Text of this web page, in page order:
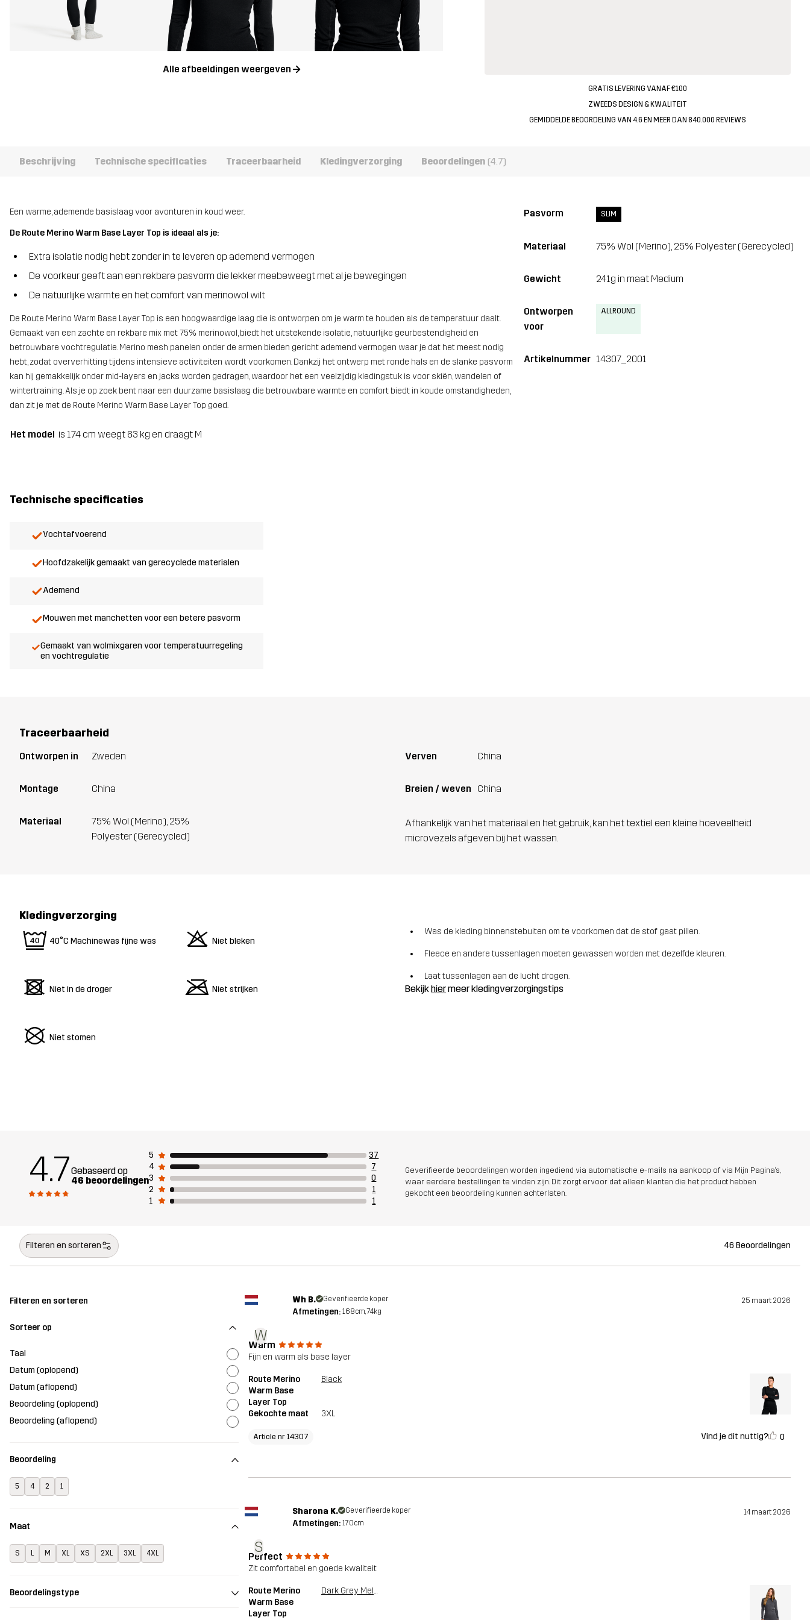
Alle afbeeldingen weergeven
GRATIS LEVERING VANAF €100
ZWEEDS DESIGN & KWALITEIT
GEMIDDELDE BEOORDELING VAN 4.6 EN MEER DAN 840.000 REVIEWS
Beschrijving Technische specificaties Traceerbaarheid Kledingverzorging Beoordelingen (4.7)
Een warme, ademende basislaag voor avonturen in koud weer.
De Route Merino Warm Base Layer Top is ideaal als je:
Extra isolatie nodig hebt zonder in te leveren op ademend vermogen
De voorkeur geeft aan een rekbare pasvorm die lekker meebeweegt met al je bewegingen
De natuurlijke warmte en het comfort van merinowol wilt
De Route Merino Warm Base Layer Top is een hoogwaardige laag die is ontworpen om je warm te houden als de temperatuur daalt.
Gemaakt van een zachte en rekbare mix met 75% merinowol, biedt het uitstekende isolatie, natuurlijke geurbestendigheid en
betrouwbare vochtregulatie. Merino mesh panelen onder de armen bieden gericht ademend vermogen waar je dat het meest nodig
hebt, zodat oververhitting tijdens intensieve activiteiten wordt voorkomen. Dankzij het ontwerp met ronde hals en de slanke pasvorm
kan hij gemakkelijk onder mid-layers en jacks worden gedragen, waardoor het een veelzijdig kledingstuk is voor skiën, wandelen of
wintertraining. Als je op zoek bent naar een duurzame basislaag die betrouwbare warmte en comfort biedt in koude omstandigheden,
dan zit je met de Route Merino Warm Base Layer Top goed.
Het model is 174 cm weegt 63 kg en draagt M
Pasvorm SLIM
Materiaal 75% Wol (Merino), 25% Polyester (Gerecycled)
Gewicht 241g in maat Medium
Ontworpen
voor
ALLROUND
Artikelnummer 14307_2001
Technische specificaties
Vochtafvoerend
Hoofdzakelijk gemaakt van gerecyclede materialen
Ademend
Mouwen met manchetten voor een betere pasvorm
Gemaakt van wolmixgaren voor temperatuurregeling
en vochtregulatie
Traceerbaarheid
Ontworpen in Zweden
Montage China
Materiaal
75% Wol (Merino), 25%
Polyester (Gerecycled)
Verven China
Breien / weven China
Afhankelijk van het materiaal en het gebruik, kan het textiel een kleine hoeveelheid
microvezels afgeven bij het wassen.
Kledingverzorging
9 40°C Machinewas fijne was o Niet bleken
d Niet in de droger m Niet strijken
U Niet stomen
Was de kleding binnenstebuiten om te voorkomen dat de stof gaat pillen.
Fleece en andere tussenlagen moeten gewassen worden met dezelfde kleuren.
Laat tussenlagen aan de lucht drogen.
Bekijkhiermeer kledingverzorgingstips
4.7Gebaseerd op
46 beoordelingen
5
37
4
7
3
0
2
1
1
1
Geverifieerde beoordelingen worden ingediend via automatische e-mails na aankoop of via Mijn Pagina's,
waar eerdere bestellingen te vinden zijn. Dit zorgt ervoor dat alleen klanten die het product hebben
gekocht een beoordeling kunnen achterlaten.
Filteren en sorteren 46 Beoordelingen
Filteren en sorteren
Sorteer op
Taal
Datum (oplopend)
Datum (aflopend)
Beoordeling (oplopend)
Beoordeling (aflopend)
Beoordeling
5 4 2 1
Maat
S L M XL XS 2XL 3XL 4XL
Beoordelingstype
W
Wh B. Geverifieerde koper 25 maart 2026
Afmetingen: 168cm, 74kg
Warm
Fijn en warm als base layer
Route Merino
Warm Base
Layer Top
Black
Gekochte maat 3XL
Article nr 14307 Vind je dit nuttig? 0
S
Sharona K. Geverifieerde koper 14 maart 2026
Afmetingen: 170cm
Perfect
Zit comfortabel en goede kwaliteit
Route Merino
Warm Base
Layer Top
Dark Grey Melange